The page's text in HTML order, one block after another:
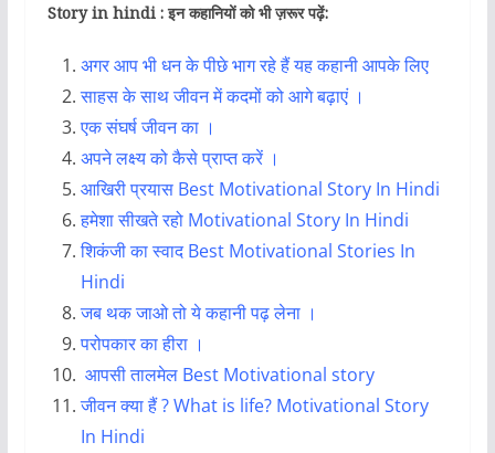
Story in hindi : इन कहानियों को भी ज़रूर पढ़ें:
अगर आप भी धन के पीछे भाग रहे हैं यह कहानी आपके लिए
साहस के साथ जीवन में कदमों को आगे बढ़ाएं ।
एक संघर्ष जीवन का ।
अपने लक्ष्य को कैसे प्राप्त करें ।
आखिरी प्रयास Best Motivational Story In Hindi
हमेशा सीखते रहो Motivational Story In Hindi
शिकंजी का स्वाद Best Motivational Stories In
Hindi
जब थक जाओ तो ये कहानी पढ़ लेना ।
परोपकार का हीरा।
आपसी तालमेल Best Motivational story
जीवन क्या हैं ? What is life? Motivational Story
In Hindi